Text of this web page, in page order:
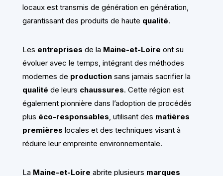
locaux est transmis de génération en génération,
garantissant des produits de haute qualité.
Les entreprises de la Maine-et-Loire ont su
évoluer avec le temps, intégrant des méthodes
modernes de productionsans jamais sacrifier la
qualité de leurs chaussures. Cette région est
également pionnière dans l’adoption de procédés
plus éco-responsables , utilisant des matières
premières locales et des techniques visant à
réduire leur empreinte environnementale.
La Maine-et-Loire abrite plusieurs marques